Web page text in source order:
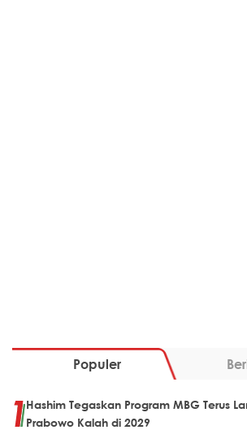
Populer
Hashim Tegaskan Program MBG Terus
Prabowo Kalah di 2029